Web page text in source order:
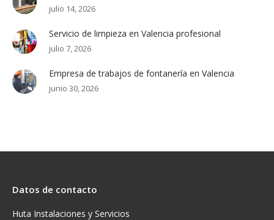
julio 14, 2026
Servicio de limpieza en Valencia profesional
julio 7, 2026
Empresa de trabajos de fontanería en Valencia
junio 30, 2026
Datos de contacto
Huta Instalaciones y Servicios